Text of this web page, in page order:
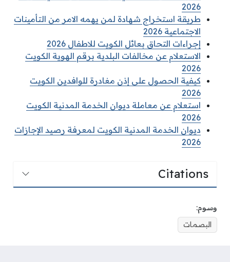
2026
طريقة استخراج شهادة لمن يهمه الامر من التأمينات
الاجتماعية 2026
إجراءات التحاق بعائل الكويت للاطفال 2026
الاستعلام عن مخالفات البلدية برقم الهوية الكويت
2026
كيفية الحصول على إذن مغادرة للوافدين الكويت
2026
استعلام عن معاملة ديوان الخدمة المدنية الكويت
2026
ديوان الخدمة المدنية الكويت لمعرفة رصيد الإجازات
2026
Citations
وسوم:
البصمات